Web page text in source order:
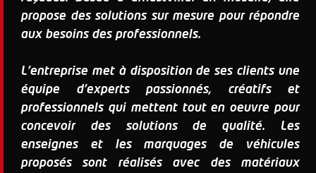
propose des solutions sur mesure pour répondre
aux besoins des professionnels.
L'entreprise met à disposition de ses clients une
équipe d'experts passionnés, créatifs et
professionnels qui mettent tout en oeuvre pour
concevoir des solutions de qualité. Les
enseignes et les marquages de véhicules
proposés sont réalisés avec des matériaux